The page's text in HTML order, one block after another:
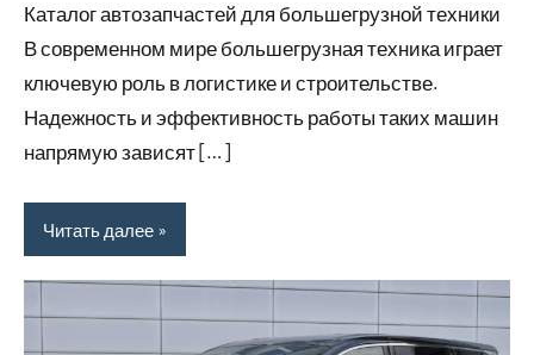
Каталог автозапчастей для большегрузной техники
В современном мире большегрузная техника играет
ключевую роль в логистике и строительстве.
Надежность и эффективность работы таких машин
напрямую зависят […]
Читать далее